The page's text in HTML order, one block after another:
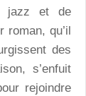
jazz et de
roman, qu’il
des
s’enfuit
rejoindre